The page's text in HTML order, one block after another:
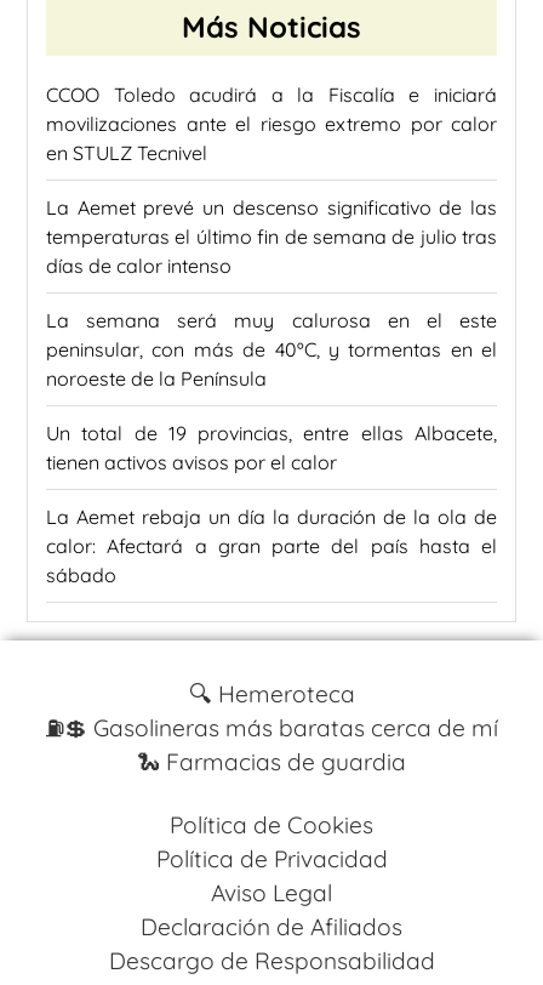
Más Noticias
CCOO Toledo acudirá a la Fiscalía e iniciará
movilizaciones ante el riesgo extremo por calor
en STULZ Tecnivel
La Aemet prevé un descenso significativo de las
temperaturas el último fin de semana de julio tras
días de calor intenso
La semana será muy calurosa en el este
peninsular, con más de 40ºC, y tormentas en el
noroeste de la Península
Un total de 19 provincias, entre ellas Albacete,
tienen activos avisos por el calor
La Aemet rebaja un día la duración de la ola de
calor: Afectará a gran parte del país hasta el
sábado
🔍 Hemeroteca
⛽️💲 Gasolineras más baratas cerca de mí
🐍 Farmacias de guardia
Política de Cookies
Política de Privacidad
Aviso Legal
Declaración de Afiliados
Descargo de Responsabilidad